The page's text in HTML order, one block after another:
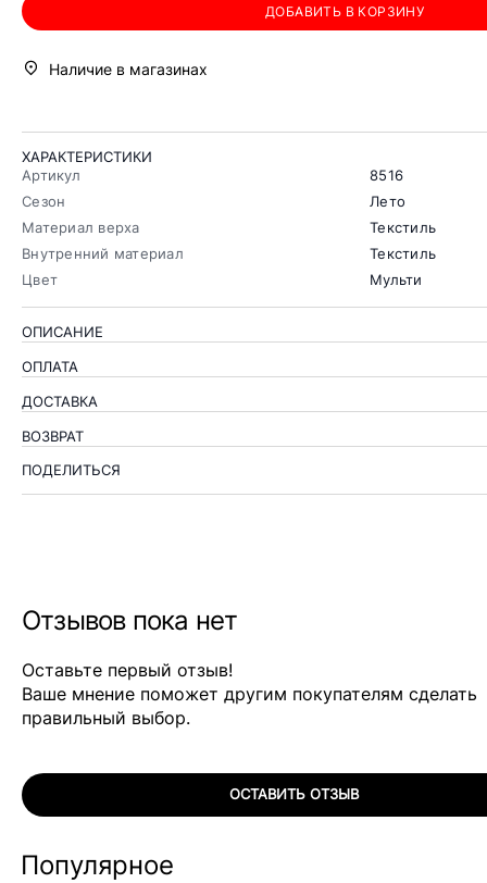
ДОБАВИТЬ В КОРЗИНУ
Наличие в магазинах
ХАРАКТЕРИСТИКИ
Артикул
8516
Сезон
Лето
Материал верха
Текстиль
Внутренний материал
Текстиль
Цвет
Мульти
ОПИСАНИЕ
ОПЛАТА
ДОСТАВКА
ВОЗВРАТ
ПОДЕЛИТЬСЯ
Отзывов пока нет
Оставьте первый отзыв!
Ваше мнение поможет другим покупателям сделать
правильный выбор.
ОСТАВИТЬ ОТЗЫВ
Популярное